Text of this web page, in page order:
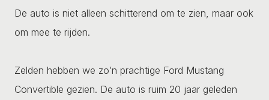
De auto is niet alleen schitterend om te zien, maar ook
om mee te rijden.
Zelden hebben we zo’n prachtige Ford Mustang
Convertible gezien. De auto is ruim 20 jaar geleden